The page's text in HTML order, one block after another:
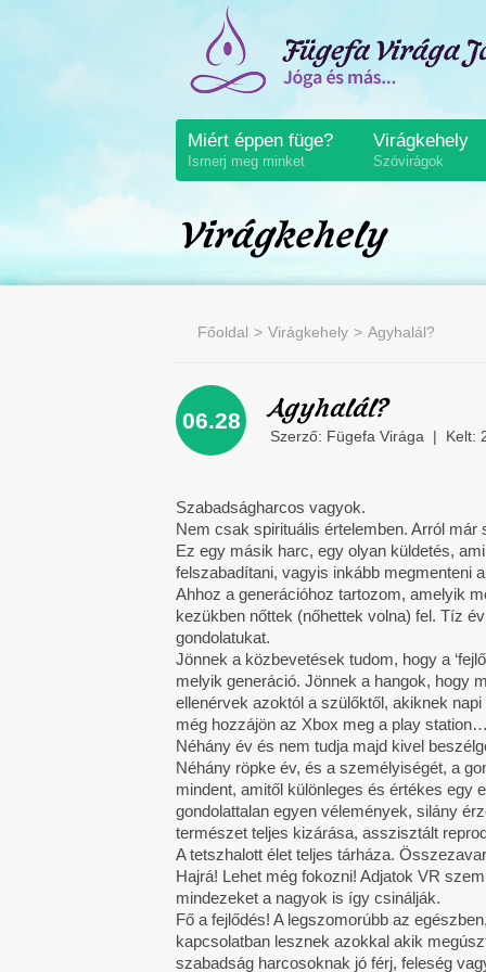
Miért éppen füge?
Ismerj meg minket
Virágkehely
Szóvirágok
Virágkehely
Főoldal Virágkehely Agyhalál?
06.28 Agyhalál?
Szerző: Fügefa Virága | Kelt:
Szabadságharcos vagyok.
Nem csak spirituális értelemben. Arról már
Ez egy másik harc, egy olyan küldetés,
felszabadítani, vagyis inkább megmenteni
Ahhoz a generációhoz tartozom, amelyik
kezükben nőttek (nőhettek volna) fel. Tíz
gondolatukat.
Jönnek a közbevetések tudom, hogy a
melyik generáció. Jönnek a hangok, hogy
ellenérvek azoktól a szülőktől, akiknek
még hozzájön az Xbox meg a play station…
Néhány év és nem tudja majd kivel
Néhány röpke év, és a személyiségét, a
mindent, amitől különleges és értékes egy
gondolattalan egyen vélemények, silány
természet teljes kizárása, asszisztált
A tetszhalott élet teljes tárháza.
Hajrá! Lehet még fokozni! Adjatok VR
mindezeket a nagyok is így csinálják.
Fő a fejlődés! A legszomorúbb az
kapcsolatban lesznek azokkal akik
szabadság harcosoknak jó férj, feleség